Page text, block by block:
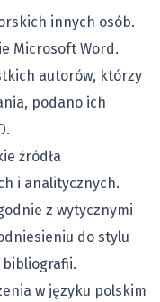
innych osób.
Microsoft Word.
autorów, którzy
podano ich
źródła
i analitycznych.
z wytycznymi
do stylu
bibliografii.
w języku polskim